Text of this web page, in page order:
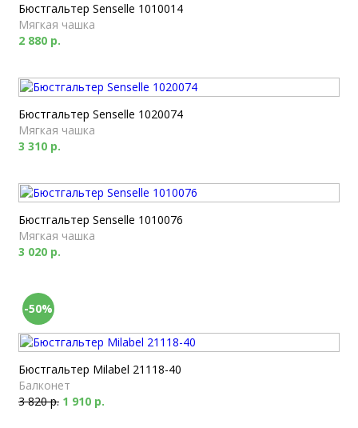
Бюстгальтер Senselle 1010014
Мягкая чашка
2 880 р.
Бюстгальтер Senselle 1020074
Мягкая чашка
3 310 р.
Бюстгальтер Senselle 1010076
Мягкая чашка
3 020 р.
-50%
Бюстгальтер Milabel 21118-40
Балконет
3 820 р. 1 910 р.